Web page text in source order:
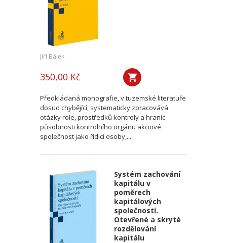
Jiří Bálek
350,00 Kč
Předkládaná monografie, v tuzemské literatuře
dosud chybějící, systematicky zpracovává
otázky role, prostředků kontroly a hranic
působnosti kontrolního orgánu akciové
společnost jako řídicí osoby,...
Systém zachování
kapitálu v
poměrech
kapitálových
společností.
Otevřené a skryté
rozdělování
kapitálu